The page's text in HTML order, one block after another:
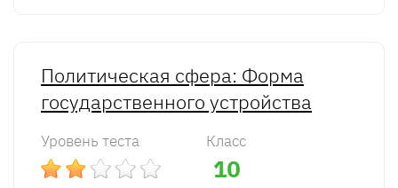
Политическая сфера: Форма
государственного устройства
Уровень теста Класс
10